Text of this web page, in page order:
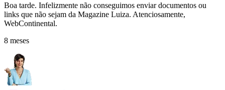
Boa tarde. Infelizmente não conseguimos enviar documentos ou
links que não sejam da Magazine Luiza. Atenciosamente,
WebContinental.
8 meses